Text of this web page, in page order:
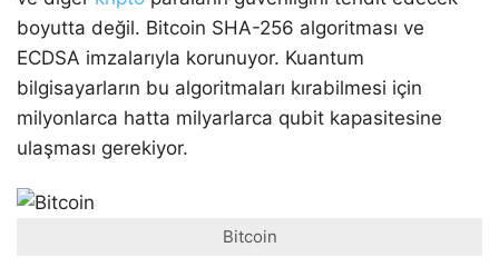
boyutta değil. Bitcoin SHA-256 algoritması ve
ECDSA imzalarıyla korunuyor. Kuantum
bilgisayarların bu algoritmaları kırabilmesi için
milyonlarca hatta milyarlarca qubit kapasitesine
ulaşması gerekiyor.
Bitcoin